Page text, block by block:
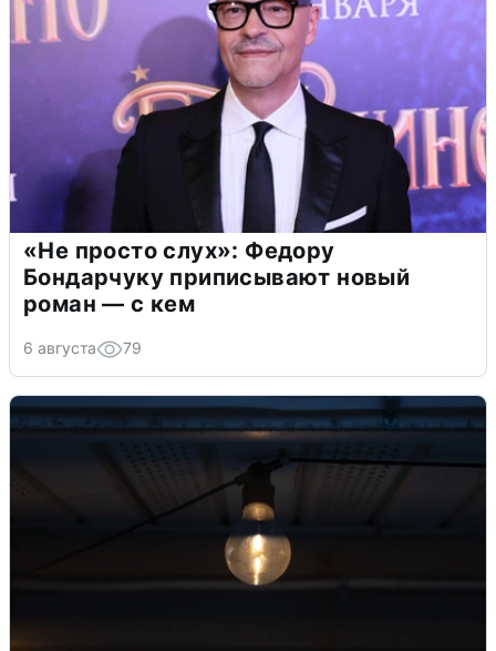
«Не просто слух»: Федору
Бондарчуку приписывают новый
роман — с кем
6 августа 79